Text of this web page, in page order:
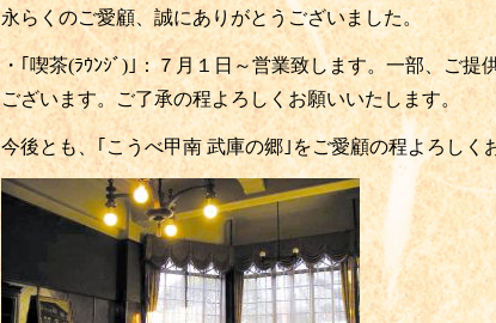
永らくのご愛顧、誠にありがとうございました。
・｢喫茶(ﾗｳﾝｼﾞ)｣：７月１日～営業致します。一部、ご提
ございます。ご了承の程よろしくお願いいたします。
今後とも、｢こうべ甲南 武庫の郷｣をご愛顧の程よろしく